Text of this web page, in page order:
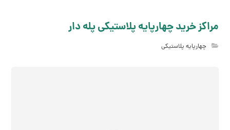
مراکز خرید چهارپایه پلاستیکی پله دار
چهارپایه پلاستیکی